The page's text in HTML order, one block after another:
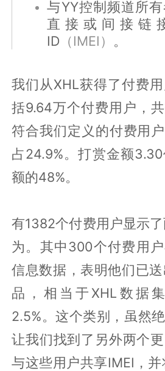
与YY控制频道所
直接或间接链
ID （IMEI） 。
我们从XHL获得了付费
括9.64万个付费用户，共
符合我们定义的付费用
占24.9%。打赏金额
额的48%。
有1382个付费用户显示
为。其中300个付费用
信息数据，表明他们已
品，相当于XHL数据
2.5%。这个类别，虽然
让我们找到了另外两个
与这些用户共享IMEI，